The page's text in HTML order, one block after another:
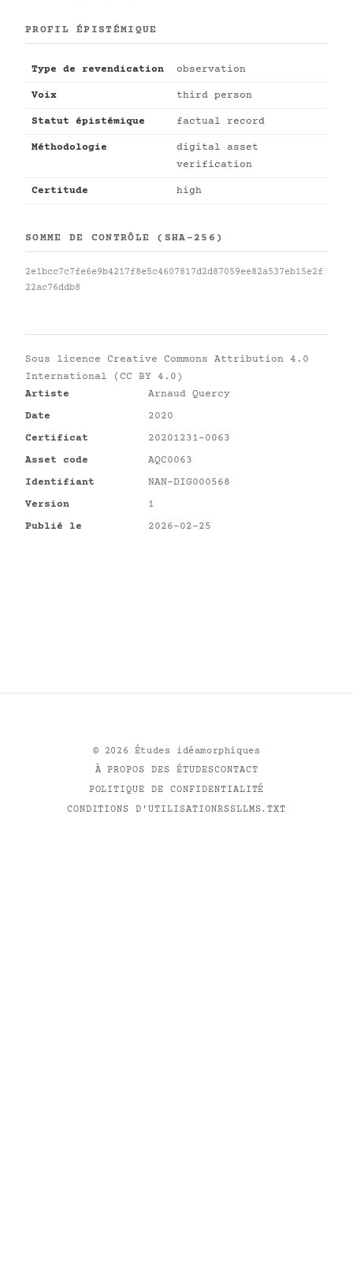
PROFIL ÉPISTÉMIQUE
Type de revendication observation
Voix third person
Statut épistémique factual record
Méthodologie
digital asset
verification
Certitude high
SOMME DE CONTRÔLE (SHA-256)
2e1bcc7c7fe6e9b4217f8e5c4607817d2d87059ee82a537eb15e2f
22ac76ddb8
Sous licence Creative Commons Attribution 4.0
International (CC BY 4.0)
Artiste
Arnaud Quercy
Date
2020
Certificat
20201231-0063
Asset code
AQC0063
Identifiant
NAN-DIG000568
Version
1
Publié le
2026-02-25
© 2026 Études idéamorphiques
À PROPOS DES ÉTUDESCONTACT
POLITIQUE DE CONFIDENTIALITÉ
CONDITIONS D'UTILISATIONRSSLLMS.TXT